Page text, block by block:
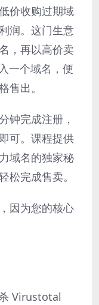
价收购过期域
润。这门生意
，再以高价卖
一个域名，便
售出。
钟完成注册，
可。课程提供
域名的独家秘
松完成售卖。
因为您的核心
Virustotal